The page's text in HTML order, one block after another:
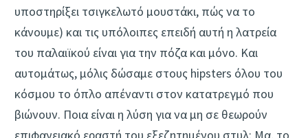
υποστηρίξει τσιγκελωτό μουστάκι, πώς να το
κάνουμε) και τις υπόλοιπες επειδή αυτή η λατρεία
του παλαιϊκού είναι για την πόζα και μόνο. Και
αυτομάτως, μόλις δώσαμε στους hipsters όλου του
κόσμου το όπλο απέναντι στον κατατρεγμό που
βιώνουν. Ποια είναι η λύση για να μη σε θεωρούν